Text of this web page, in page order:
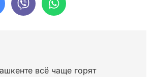
всё чаще горят